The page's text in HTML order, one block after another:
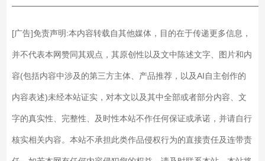
[广告]免责声明:本内容转载自其他媒体，目的在于传递更多信息，
并不代表本网赞同其观点，其原创性以及文中陈述文字、图片和内
容(包括内容中涉及的第三方主体、产品推荐，以及AI自主创作的
内容表述)未经本站证实，对本文以及其中全部或者部分内容、文
字的真实性、完整性、及时性本站不作任何保证或承诺，并请自行
核实相关内容。本站不承担此类作品侵权行为的直接责任及连带责